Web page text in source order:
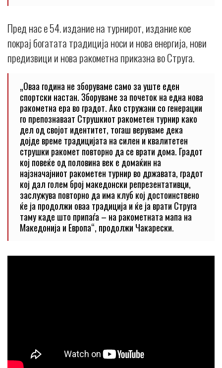
Пред нас е 54. издание на турнирот, издание кое
покрај богатата традиција носи и нова енергија, нови
предизвици и нова ракометна приказна во Струга.
„Оваа година не зборуваме само за уште еден
спортски настан. Зборуваме за почеток на една нова
ракометна ера во градот. Ако стружани со генерации
го препознаваат Струшкиот ракометен турнир како
дел од својот идентитет, тогаш веруваме дека
дојде време традицијата на силен и квалитетен
струшки ракомет повторно да се врати дома. Градот
кој повеќе од половина век е домаќин на
најзначајниот ракометен турнир во државата, градот
кој дал голем број македонски репрезентативци,
заслужува повторно да има клуб кој достоинствено
ќе ја продолжи оваа традиција и ќе ја врати Струга
таму каде што припаѓа – на ракометната мапа на
Македонија и Европа“, продолжи Чакарески.